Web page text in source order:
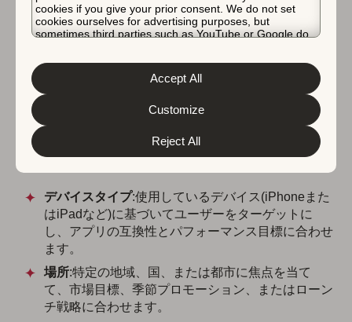
cookies if you give your prior consent. We do not set
cookies ourselves for advertising purposes, but
sometimes third parties such as YouTube or Google do.
about the protection of your personal data and the
different cookies we use, please read our
&
. You can customize your cookie settings
and preferences by clicking the “Customize” button.
Reject All
Customize
Accept All
Apple Adsのオーディエン
スターゲティングオプショ
ン
キャンペーンを設定する際、Apple Adsは最も関連性の
高いユーザーにリーチするためのいくつかのオーディエ
デバイスタイプ:使用しているデバイス(iPhoneまた
はiPadなど)に基づいてユーザーをターゲットに
し、アプリの互換性とパフォーマンス目標に合わせ
ます。
場所:特定の地域、国、または都市に焦点を当て
て、市場目標、季節プロモーション、またはローン
チ戦略に合わせます。